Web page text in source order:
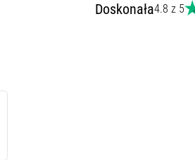
Doskonała4.8 z 5